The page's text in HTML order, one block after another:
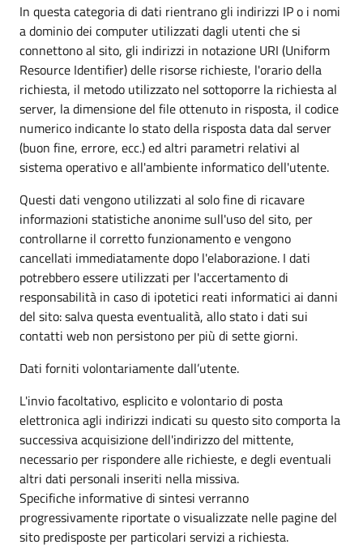
In questa categoria di dati rientrano gli indirizzi IP o i nomi
a dominio dei computer utilizzati dagli utenti che si
connettono al sito, gli indirizzi in notazione URI (Uniform
Resource Identifier) delle risorse richieste, l'orario della
richiesta, il metodo utilizzato nel sottoporre la richiesta al
server, la dimensione del file ottenuto in risposta, il codice
numerico indicante lo stato della risposta data dal server
(buon fine, errore, ecc.) ed altri parametri relativi al
sistema operativo e all'ambiente informatico dell'utente.
Questi dati vengono utilizzati al solo fine di ricavare
informazioni statistiche anonime sull'uso del sito, per
controllarne il corretto funzionamento e vengono
cancellati immediatamente dopo l'elaborazione. I dati
potrebbero essere utilizzati per l'accertamento di
responsabilità in caso di ipotetici reati informatici ai danni
del sito: salva questa eventualità, allo stato i dati sui
contatti web non persistono per più di sette giorni.
Dati forniti volontariamente dall’utente.
L'invio facoltativo, esplicito e volontario di posta
elettronica agli indirizzi indicati su questo sito comporta la
successiva acquisizione dell'indirizzo del mittente,
necessario per rispondere alle richieste, e degli eventuali
altri dati personali inseriti nella missiva.
Specifiche informative di sintesi verranno
progressivamente riportate o visualizzate nelle pagine del
sito predisposte per particolari servizi a richiesta.